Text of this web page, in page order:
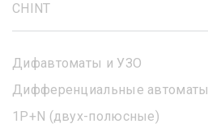
CHINT
Дифавтоматы и УЗО
Дифференциальные автоматы
1Р+N (двух-полюсные)